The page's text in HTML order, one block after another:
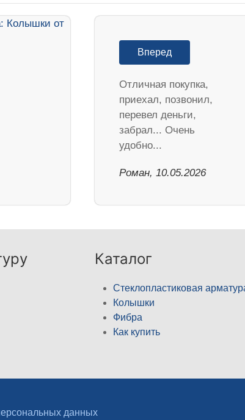
Вперед
Отличная покупка,
приехал, позвонил,
перевел деньги,
забрал... Очень
удобно...
Роман, 10.05.2026
Каталог
Стеклопластиковая
Колышки
Фибра
Как купить
данных